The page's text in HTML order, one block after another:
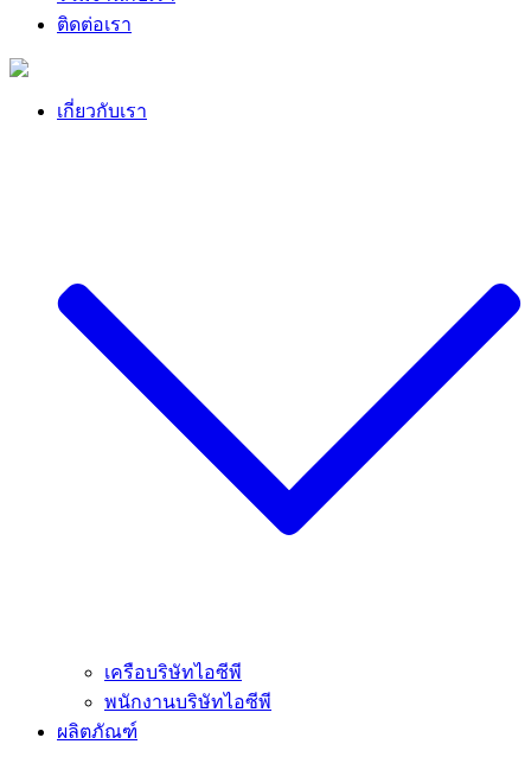
ติดต่อเรา
เกี่ยวกับเรา
เครือบริษัทไอซีพี
พนักงานบริษัทไอซีพี
ผลิตภัณฑ์